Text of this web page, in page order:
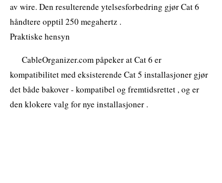
av wire. Den resulterende ytelsesforbedring gjør Cat 6
håndtere opptil 250 megahertz .
Praktiske hensyn
CableOrganizer.com påpeker at Cat 6 er
kompatibilitet med eksisterende Cat 5 installasjoner gjør
det både bakover - kompatibel og fremtidsrettet , og er
den klokere valg for nye installasjoner .